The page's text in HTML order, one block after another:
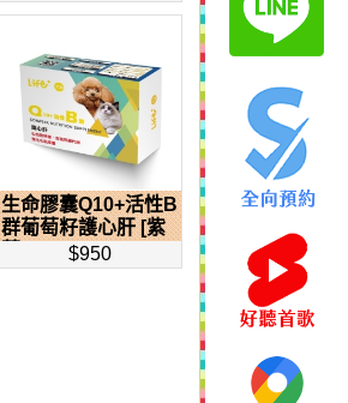
生命膠囊Q10+活性B
群葡萄籽護心肝 [紫
$950